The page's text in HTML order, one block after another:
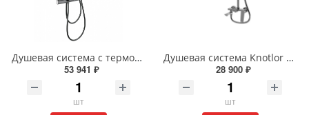
Душевая система с термостатом Wonzon & Woghand WW-C3017-A1-BGG темный графит
53 941 ₽
шт
Душевая система Knotlor MUSE KN-62/GM вороненая сталь
28 900 ₽
шт